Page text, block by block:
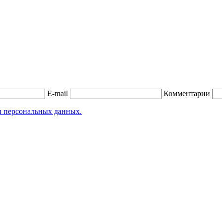
E-mail Комментарии
персональных данных.